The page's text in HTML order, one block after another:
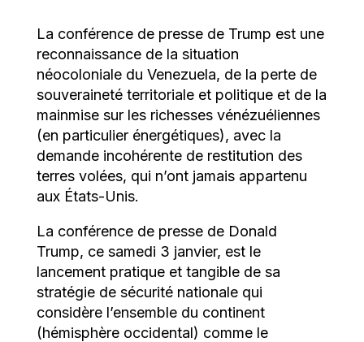
La conférence de presse de Trump est une
reconnaissance de la situation
néocoloniale du Venezuela, de la perte de
souveraineté territoriale et politique et de la
mainmise sur les richesses vénézuéliennes
(en particulier énergétiques), avec la
demande incohérente de restitution des
terres volées, qui n’ont jamais appartenu
aux États-Unis.
La conférence de presse de Donald
Trump, ce samedi 3 janvier, est le
lancement pratique et tangible de sa
stratégie de sécurité nationale qui
considère l’ensemble du continent
(hémisphère occidental) comme le